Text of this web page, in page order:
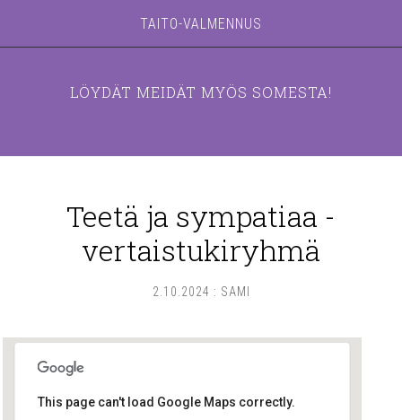
TAITO-VALMENNUS
LÖYDÄT MEIDÄT MYÖS SOMESTA!
Teetä ja sympatiaa -
vertaistukiryhmä
2.10.2024 : SAMI
This page can't load Google Maps correctly.